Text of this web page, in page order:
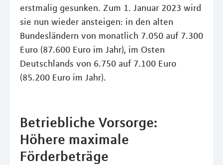
erstmalig gesunken. Zum 1. Januar 2023 wird
sie nun wieder ansteigen: in den alten
Bundesländern von monatlich 7.050 auf 7.300
Euro (87.600 Euro im Jahr), im Osten
Deutschlands von 6.750 auf 7.100 Euro
(85.200 Euro im Jahr).
Betriebliche Vorsorge:
Höhere maximale
Förderbeträge